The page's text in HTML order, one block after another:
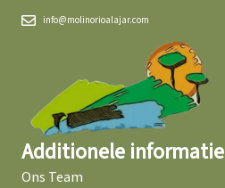
info@molinorioalajar.com
Additionele informatie
Ons Team